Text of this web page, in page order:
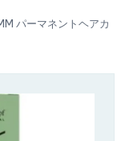
パーマネントヘアカ